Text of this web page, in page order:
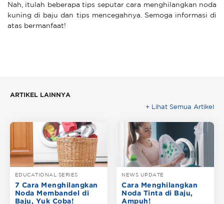
Nah, itulah beberapa tips seputar cara menghilangkan noda
kuning di baju dan tips mencegahnya. Semoga informasi di
atas bermanfaat!
ARTIKEL LAINNYA
+ Lihat Semua Artikel
EDUCATIONAL SERIES
7 Cara Menghilangkan
Noda Membandel di
Baju, Yuk Coba!
NEWS UPDATE
Cara Menghilangkan
Noda Tinta di Baju,
Ampuh!